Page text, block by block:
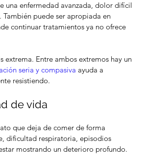
una enfermedad avanzada, dolor difícil
puede ser apropiada en
continuar tratamientos ya no ofrece
extrema. Entre ambos extremos hay un
seria y compasiva ayuda a
resistiendo.
de vida
que deja de comer de forma
dificultad respiratoria, episodios
mostrando un deterioro profundo.